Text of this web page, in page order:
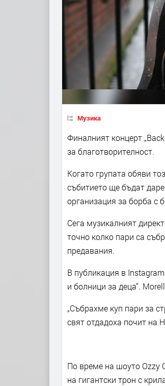
Музика
Финалният концерт
за благотворителност.
Когато групата обяви
събитието ще бъдат
организация за борба с
Сега музикалният
точно колко пари са
предавания.
В публикация в
и болници за деца“.
„Събрахме куп пари за
свят отдадоха почит на
По време на шоуто Ozzy
на гигантски трон с